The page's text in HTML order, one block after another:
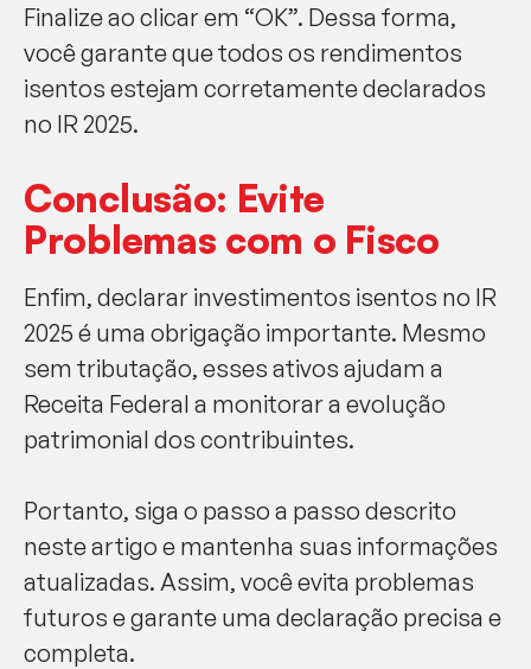
Finalize ao clicar em “OK”. Dessa forma,
você garante que todos os rendimentos
isentos estejam corretamente declarados
no IR 2025.
Conclusão: Evite
Problemas com o Fisco
Enfim, declarar investimentos isentos no IR
2025 é uma obrigação importante. Mesmo
sem tributação, esses ativos ajudam a
Receita Federal a monitorar a evolução
patrimonial dos contribuintes.
Portanto, siga o passo a passo descrito
neste artigo e mantenha suas informações
atualizadas. Assim, você evita problemas
futuros e garante uma declaração precisa e
completa.